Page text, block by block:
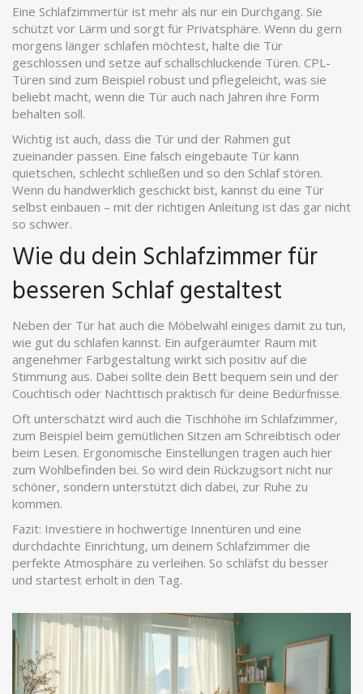
Eine Schlafzimmertür ist mehr als nur ein Durchgang. Sie
schützt vor Lärm und sorgt für Privatsphäre. Wenn du gern
morgens länger schlafen möchtest, halte die Tür
geschlossen und setze auf schallschluckende Türen. CPL-
Türen sind zum Beispiel robust und pflegeleicht, was sie
beliebt macht, wenn die Tür auch nach Jahren ihre Form
behalten soll.
Wichtig ist auch, dass die Tür und der Rahmen gut
zueinander passen. Eine falsch eingebaute Tür kann
quietschen, schlecht schließen und so den Schlaf stören.
Wenn du handwerklich geschickt bist, kannst du eine Tür
selbst einbauen – mit der richtigen Anleitung ist das gar nicht
so schwer.
Wie du dein Schlafzimmer für
besseren Schlaf gestaltest
Neben der Tür hat auch die Möbelwahl einiges damit zu tun,
wie gut du schlafen kannst. Ein aufgeräumter Raum mit
angenehmer Farbgestaltung wirkt sich positiv auf die
Stimmung aus. Dabei sollte dein Bett bequem sein und der
Couchtisch oder Nachttisch praktisch für deine Bedürfnisse.
Oft unterschätzt wird auch die Tischhöhe im Schlafzimmer,
zum Beispiel beim gemütlichen Sitzen am Schreibtisch oder
beim Lesen. Ergonomische Einstellungen tragen auch hier
zum Wohlbefinden bei. So wird dein Rückzugsort nicht nur
schöner, sondern unterstützt dich dabei, zur Ruhe zu
kommen.
Fazit: Investiere in hochwertige Innentüren und eine
durchdachte Einrichtung, um deinem Schlafzimmer die
perfekte Atmosphäre zu verleihen. So schläfst du besser
und startest erholt in den Tag.